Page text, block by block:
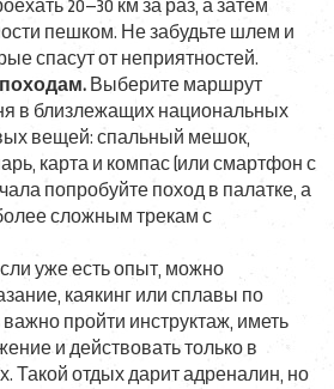
20–30 км за раз, а затем
пешком. Не забудьте шлем и
спасут от неприятностей.
походам. Выберите маршрут
в близлежащих национальных
вещей: спальный мешок,
карта и компас (или смартфон с
попробуйте поход в палатке, а
сложным трекам с
уже есть опыт, можно
каякинг или сплавы по
пройти инструктаж, иметь
и действовать только в
Такой отдых дарит адреналин, но